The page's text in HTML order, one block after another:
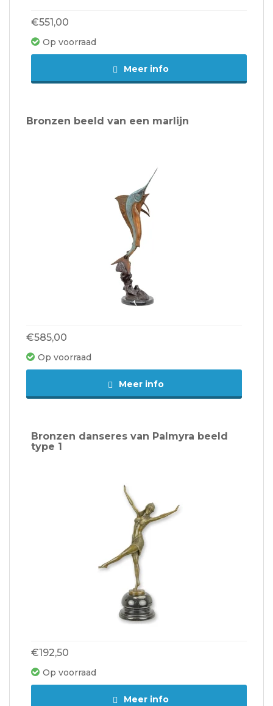
€551,00
Op voorraad
Meer info
Bronzen beeld van een marlijn
€585,00
Op voorraad
Meer info
Bronzen danseres van Palmyra beeld
type 1
€192,50
Op voorraad
Meer info